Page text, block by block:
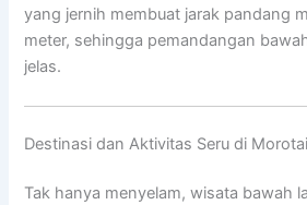
yang jernih membuat jarak pandang
meter, sehingga pemandangan
jelas.
Destinasi dan Aktivitas Seru di Morotai
Tak hanya menyelam, wisata bawah